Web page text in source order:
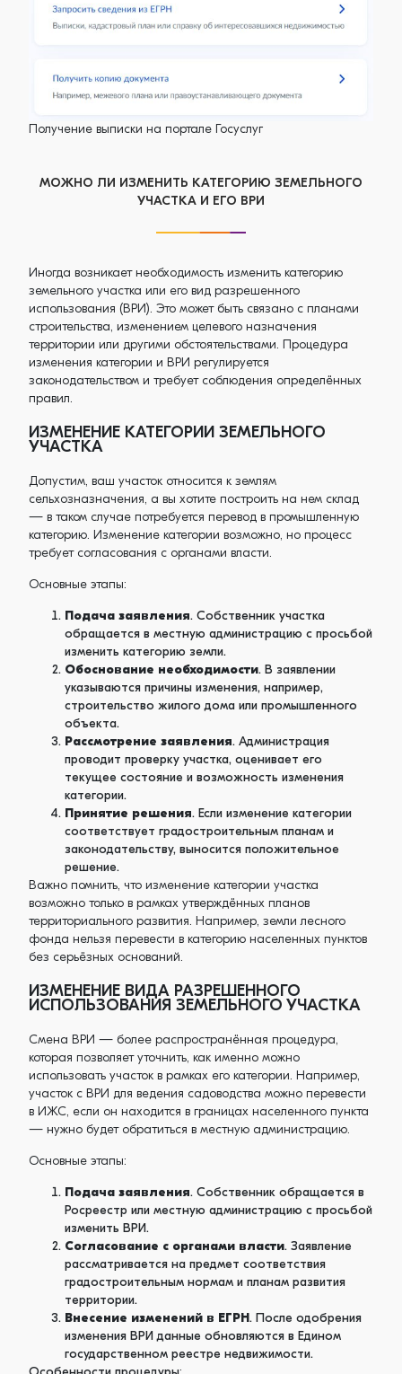
Получение выписки на портале Госуслуг
МОЖНО ЛИ ИЗМЕНИТЬ КАТЕГОРИЮ ЗЕМЕЛЬНОГО
УЧАСТКА И ЕГО ВРИ
Иногда возникает необходимость изменить категорию
земельного участка или его вид разрешенного
использования (ВРИ). Это может быть связано с планами
строительства, изменением целевого назначения
территории или другими обстоятельствами. Процедура
изменения категории и ВРИ регулируется
законодательством и требует соблюдения определённых
правил.
ИЗМЕНЕНИЕ КАТЕГОРИИ ЗЕМЕЛЬНОГО
УЧАСТКА
Допустим, ваш участок относится к землям
сельхозназначения, а вы хотите построить на нем склад
— в таком случае потребуется перевод в промышленную
категорию. Изменение категории возможно, но процесс
требует согласования с органами власти.
Основные этапы:
Подача заявления. Собственник участка
обращается в местную администрацию с просьбой
изменить категорию земли.
Обоснование необходимости. В заявлении
указываются причины изменения, например,
строительство жилого дома или промышленного
объекта.
Рассмотрение заявления. Администрация
проводит проверку участка, оценивает его
текущее состояние и возможность изменения
категории.
Принятие решения. Если изменение категории
соответствует градостроительным планам и
законодательству, выносится положительное
решение.
Важно помнить, что изменение категории участка
возможно только в рамках утверждённых планов
территориального развития. Например, земли лесного
фонда нельзя перевести в категорию населенных пунктов
без серьёзных оснований.
ИЗМЕНЕНИЕ ВИДА РАЗРЕШЕННОГО
ИСПОЛЬЗОВАНИЯ ЗЕМЕЛЬНОГО УЧАСТКА
Смена ВРИ — более распространённая процедура,
которая позволяет уточнить, как именно можно
использовать участок в рамках его категории. Например,
участок с ВРИ для ведения садоводства можно перевести
в ИЖС, если он находится в границах населенного пункта
— нужно будет обратиться в местную администрацию.
Основные этапы:
Подача заявления. Собственник обращается в
Росреестр или местную администрацию с просьбой
изменить ВРИ.
Согласование с органами власти. Заявление
рассматривается на предмет соответствия
градостроительным нормам и планам развития
территории.
Внесение изменений в ЕГРН. После одобрения
изменения ВРИ данные обновляются в Едином
государственном реестре недвижимости.